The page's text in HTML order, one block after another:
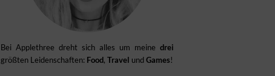
Bei Applethree dreht sich alles um meine drei
größten Leidenschaften: Food,Travel undGames!